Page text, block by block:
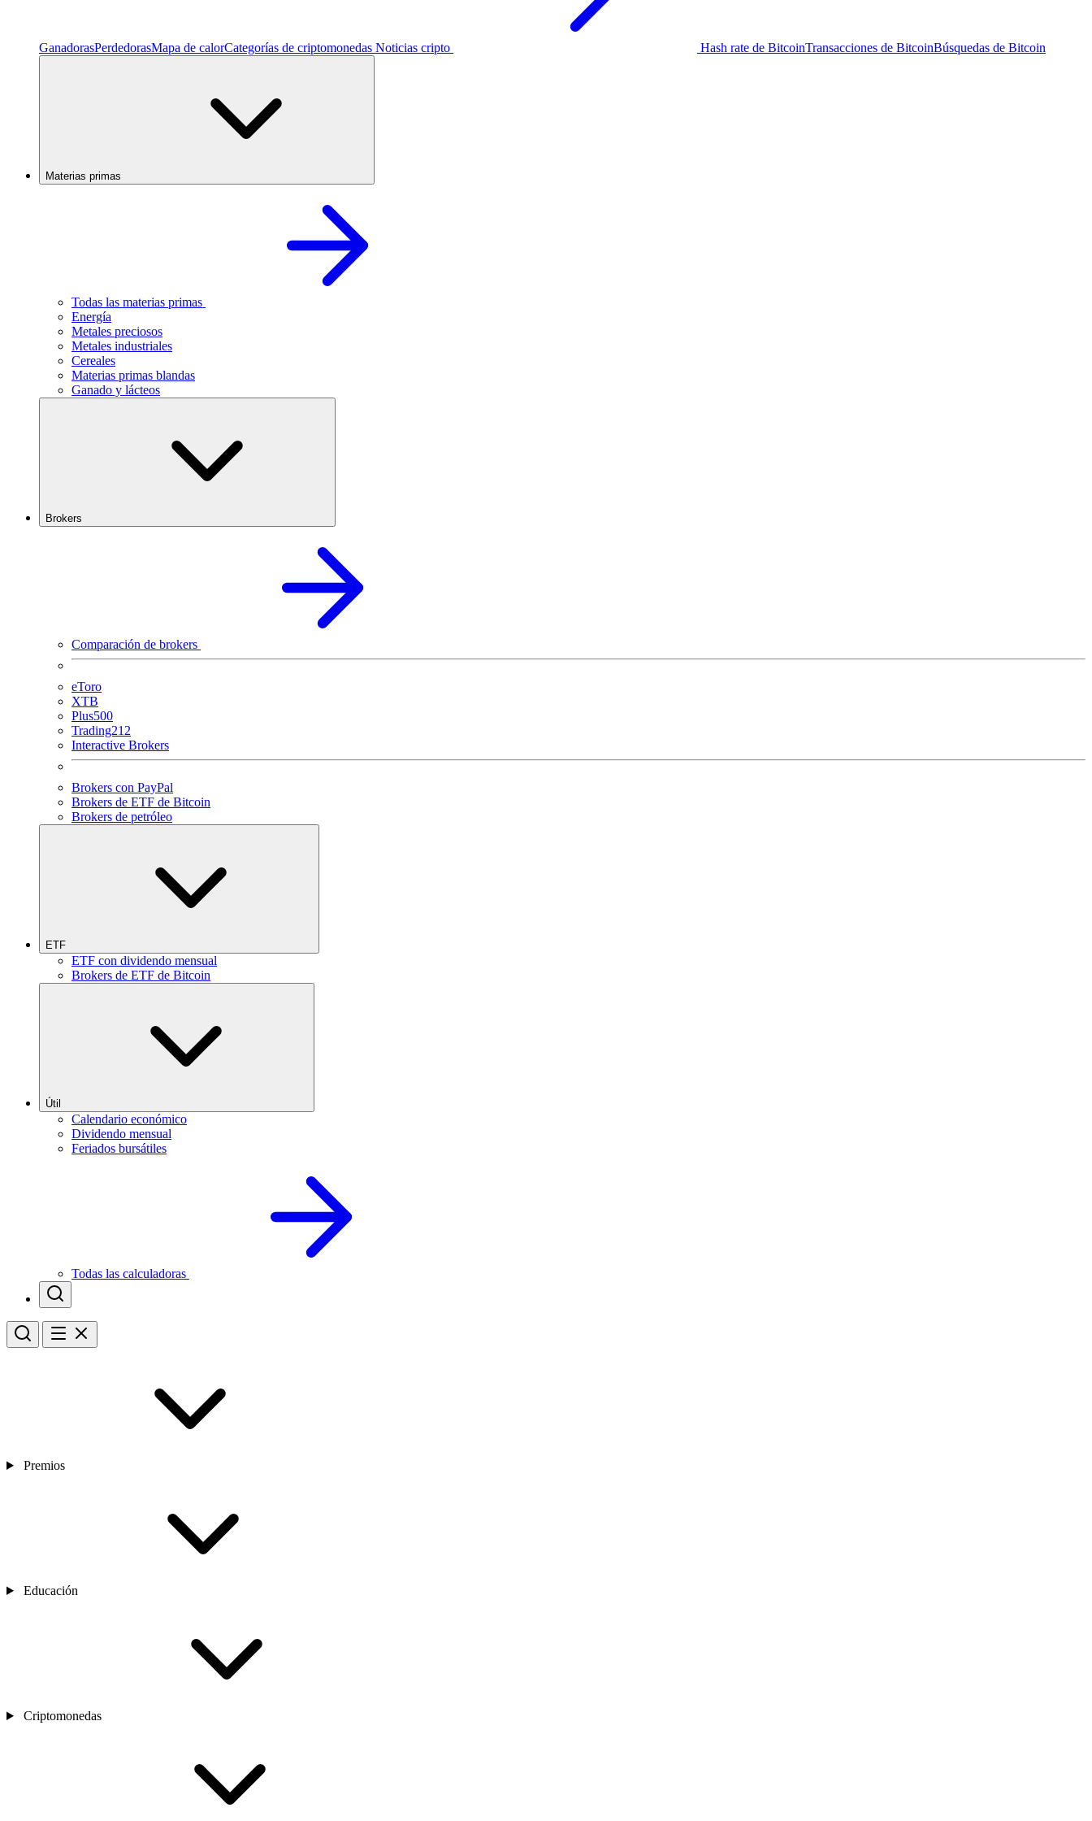
GanadorasPerdedorasMapa de calorCategorías de criptomonedas Noticias cripto Hash rate de BitcoinTransacciones de BitcoinBúsquedas de Bitcoin
Materias primas
Todas las materias primas
Energía
Metales preciosos
Metales industriales
Cereales
Materias primas blandas
Ganado y lácteos
Brokers
Comparación de brokers
eToro
XTB
Plus500
Trading212
Interactive Brokers
Brokers con PayPal
Brokers de ETF de Bitcoin
Brokers de petróleo
ETF
ETF con dividendo mensual
Brokers de ETF de Bitcoin
Útil
Calendario económico
Dividendo mensual
Feriados bursátiles
Todas las calculadoras
Premios
Educación
Criptomonedas